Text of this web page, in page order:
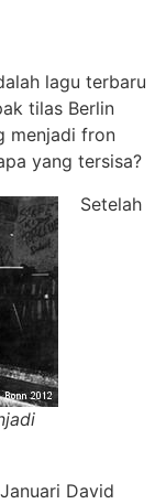
lagu terbaru
tilas Berlin
menjadi fron
yang tersisa?
Setelah
David